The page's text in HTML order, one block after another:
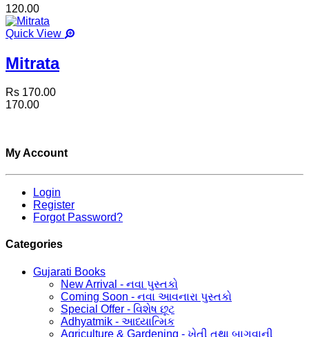
120.00
Quick View
Mitrata
Rs 170.00
170.00
My Account
Login
Register
Forgot Password?
Categories
Gujarati Books
New Arrival - નવા પુસ્તકો
Coming Soon - નવા આવનારા પુસ્તકો
Special Offer - વિશેષ છૂટ
Adhyatmik - આધ્યાત્મિક
Agriculture & Gardening - ખેતી તથા બાગવાની